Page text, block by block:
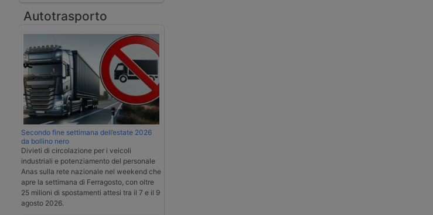
Autotrasporto
Secondo fine settimana dell’estate 2026
da bollino nero
Divieti di circolazione per i veicoli
industriali e potenziamento del personale
Anas sulla rete nazionale nel weekend che
apre la settimana di Ferragosto, con oltre
25 milioni di spostamenti attesi tra il 7 e il 9
agosto 2026.